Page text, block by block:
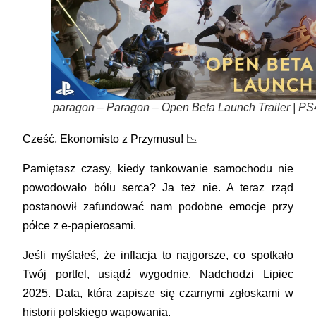
paragon – Paragon – Open Beta Launch Trailer |
Cześć, Ekonomisto z Przymusu! 📉
Pamiętasz czasy, kiedy tankowanie samochodu nie
powodowało bólu serca? Ja też nie. A teraz rząd
postanowił zafundować nam podobne emocje przy
półce z e-papierosami.
Jeśli myślałeś, że inflacja to najgorsze, co spotkało
Twój portfel, usiądź wygodnie. Nadchodzi
Lipiec
2025. Data, która zapisze się czarnymi zgłoskami w
historii polskiego wapowania.